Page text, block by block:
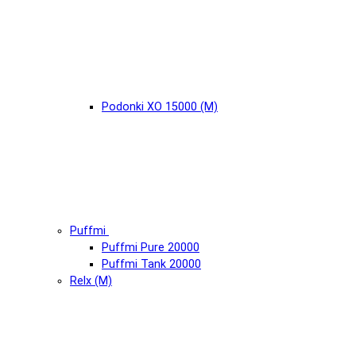
Podonki XO 15000 (М)
Puffmi
Puffmi Pure 20000
Puffmi Tank 20000
Relx (М)